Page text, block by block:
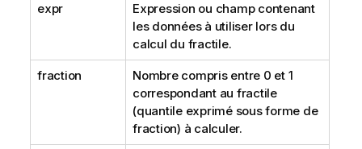
expr
Expression ou champ contenant
les données à utiliser lors du
calcul du fractile.
fraction
Nombre compris entre 0 et 1
correspondant au fractile
(quantile exprimé sous forme de
fraction) à calculer.